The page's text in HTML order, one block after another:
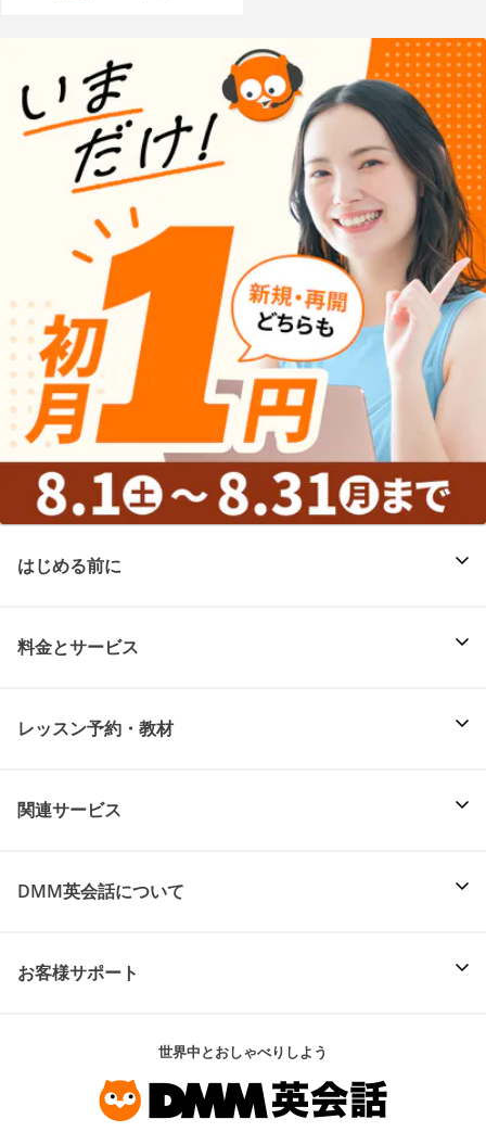
はじめる前に
料金とサービス
レッスン予約・教材
関連サービス
DMM英会話について
お客様サポート
世界中とおしゃべりしよう